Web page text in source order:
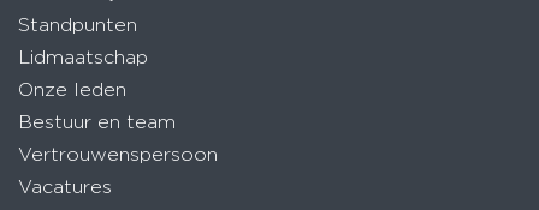
Standpunten
Lidmaatschap
Onze leden
Bestuur en team
Vertrouwenspersoon
Vacatures